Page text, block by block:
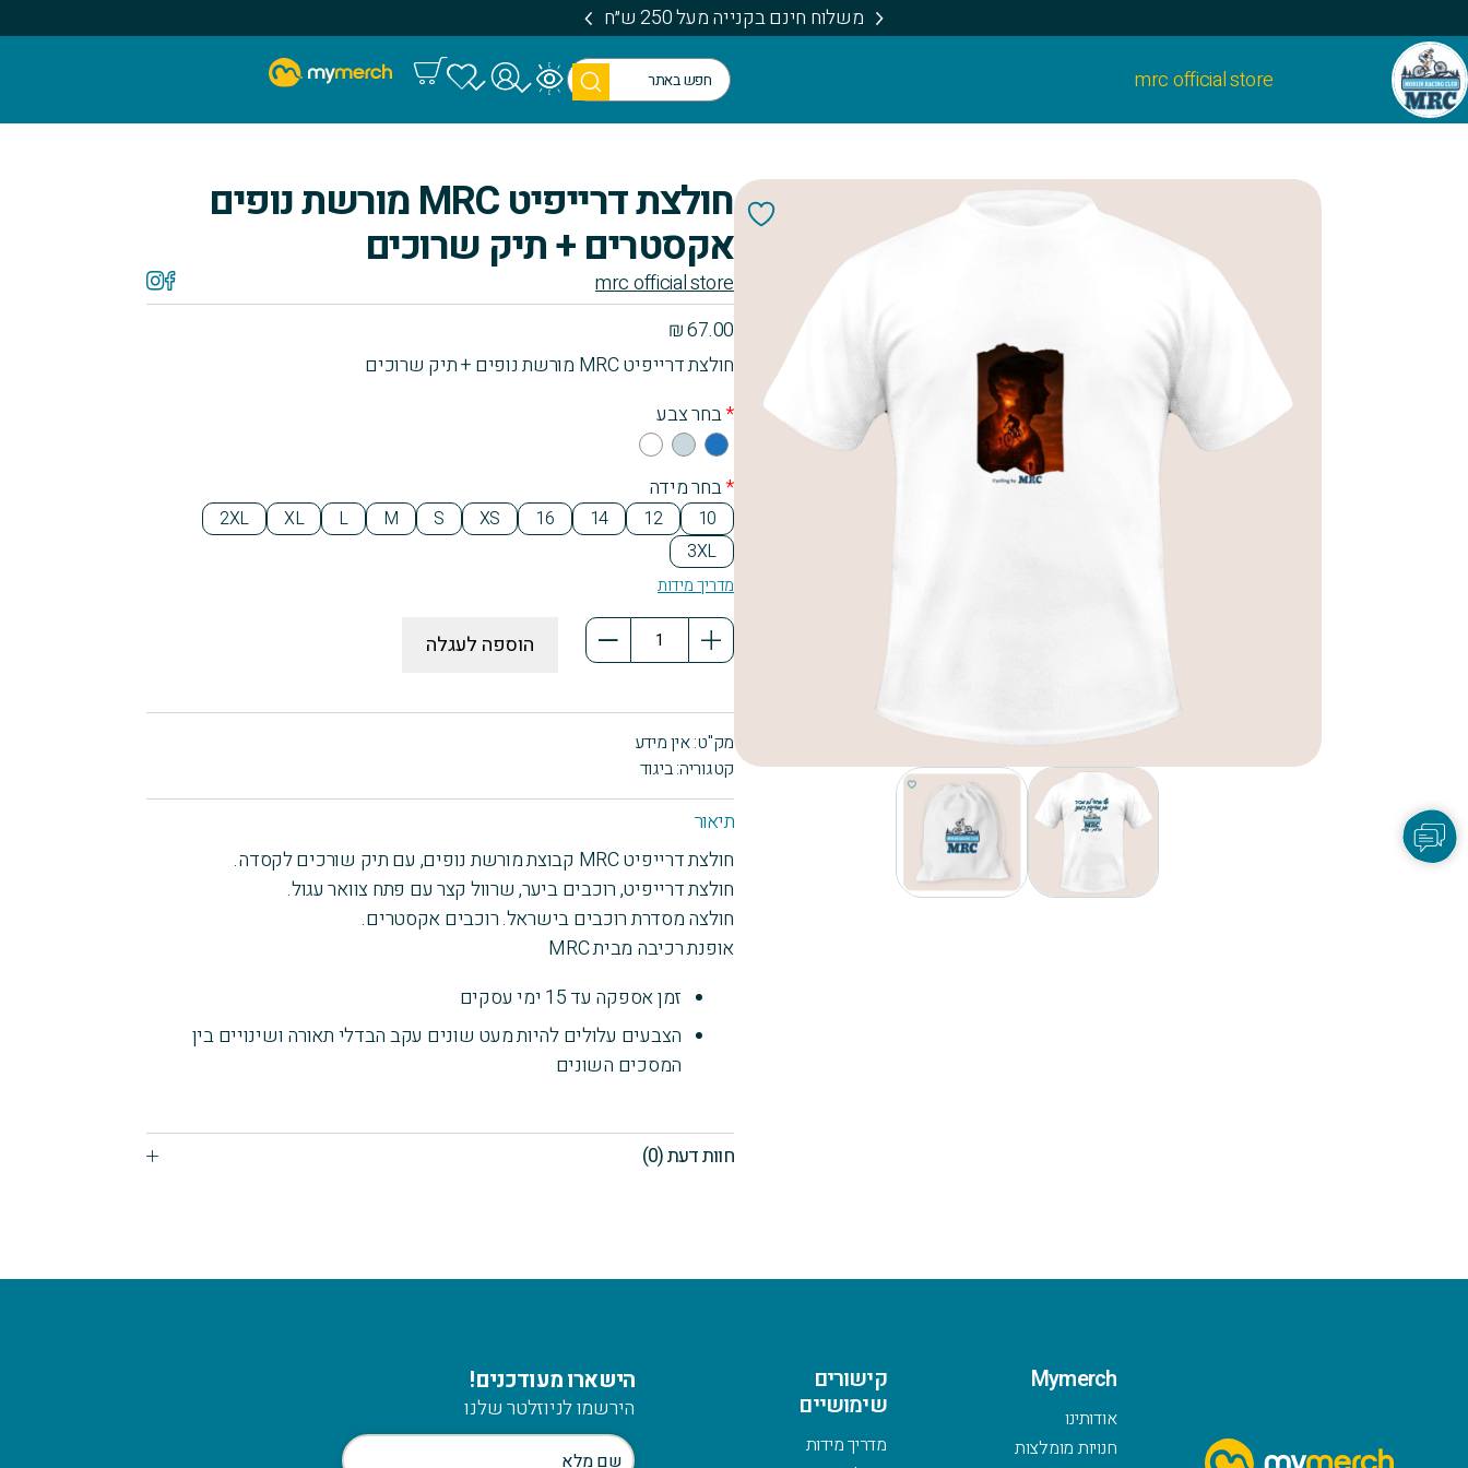
משלוח חינם בקנייה מעל 250 ש״ח
mrc official store
חיפו
ש
חולצת דרייפיט MRC מורשת נופים
אקסטרים + תיק שרוכים
mrc official store
₪67.00
חולצת דרייפיט MRC מורשת נופים + תיק שרוכים
*בחר צבע
Blu
e
Gra
Whi
*בחר מידה
10
12
14
16
XS
S
M
L
XL
2XL
3XL
מדריך מידות
כמות
של
דרייפיט
MRC
מורשת
נופים
+
תיק
שרוכים
הוספה לעגלה
תיאור
חולצת דרייפיט MRC קבוצת מורשת נופים, עם תיק שורכים לקסדה.
חולצת דרייפיט, רוכבים ביער, שרוול קצר עם פתח צוואר עגול.
חולצה מסדרת רוכבים בישראל. רוכבים אקסטרים.
אופנת רכיבה מבית MRC
זמן אספקה עד 15 ימי עסקים
הצבעים עלולים להיות מעט שונים עקב הבדלי תאורה ושינויים בין
המסכים השונים
חוות דעת (0)
מק"ט:אין מידע
קטגוריה:ביגוד
Mymerch
אודותינו
חנויות מומלצות
קישורים
שימושיים
מדריך מידות
הישארו מעודכנים!
הירשמו לניוזלטר שלנו